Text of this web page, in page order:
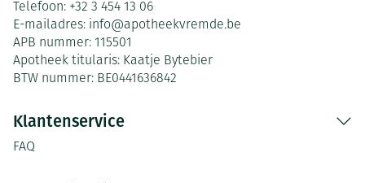
Telefoon: +32 3 454 13 06
E-mailadres: info@apotheekvremde.be
APB nummer: 115501
Apotheek titularis: Kaatje Bytebier
BTW nummer: BE0441636842
Klantenservice
FAQ